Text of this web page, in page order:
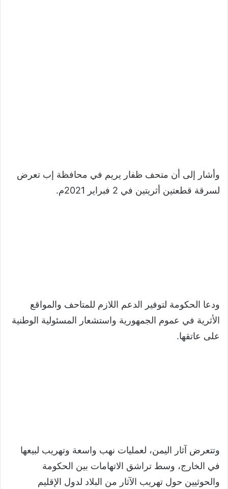
وأشار إلى أن متحف ظفار يريم في محافظة إب تعرض
لسرقة قطعتين أثريتين في 2 فبراير 2021م.
ودعا الحكومة لتوفير الدعم اللازم للمتاحف والمواقع
الأثرية في عموم الجمهورية واستشعار المسئولية الوطنية
على عاتقها.
وتتعرض آثار اليمن، لعمليات نهب واسعة وتهريب لبيعها
في الخارج، وسط تراشق الاتهامات بين الحكومة
والحوثيين حول تهريب الآثار من البلاد لدول الإقليم